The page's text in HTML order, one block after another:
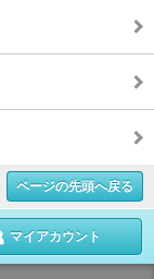
ページの先頭へ戻る
マイアカウント